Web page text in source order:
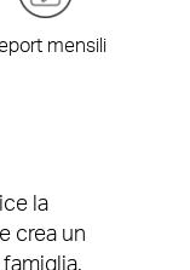
mensili
la
crea un